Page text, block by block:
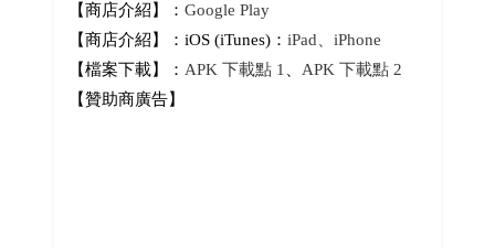
【商店介紹】： Google Play
【商店介紹】：iOS (iTunes)： iPad、iPhone
【檔案下載】： APK 下載點 1、 APK 下載點 2
【贊助商廣告】